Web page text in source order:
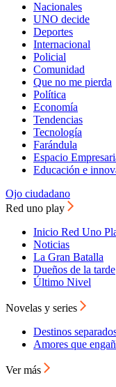
Nacionales
UNO decide
Deportes
Internacional
Policial
Comunidad
Que no me pierda
Política
Economía
Tendencias
Tecnología
Farándula
Espacio
Educación e
Ojo ciudadano
Red uno play
Inicio Red Uno
Noticias
La Gran Batalla
Dueños de la tarde
Último Nivel
Novelas y series
Destinos
Amores que
Ver más